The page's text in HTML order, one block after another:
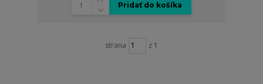
Pridať do košíka
strana z 1